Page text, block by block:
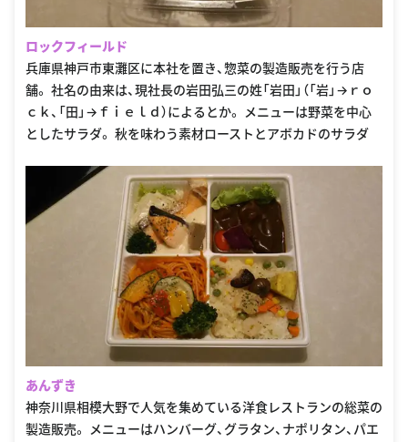
ロックフィールド
兵庫県神戸市東灘区に本社を置き、惣菜の製造販売を行う店
舗。 社名の由来は、現社長の岩田弘三の姓「岩田」（「岩」→ｒｏ
ｃｋ、「田」→ｆｉｅｌｄ）によるとか。 メニューは野菜を中心
としたサラダ。 秋を味わう素材ローストとアボカドのサラダ
あんずき
神奈川県相模大野で人気を集めている洋食レストランの総菜の
製造販売。 メニューはハンバーグ、グラタン、ナポリタン、パエ